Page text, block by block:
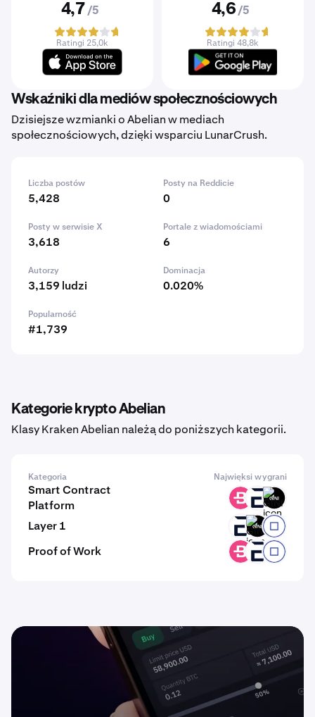
4,7 /5
Ratingi 25,0k
4,6 /5
Ratingi 48,8k
Wskaźniki dla mediów społecznościowych
Dzisiejsze wzmianki o Abelian w mediach
społecznościowych, dzięki wsparciu LunarCrush.
Liczba postów
5,428
Posty na Reddicie
0
Posty w serwisie X
3,618
Portale z wiadomościami
6
Autorzy
3,159 ludzi
Dominacja
0.020%
Popularność
#1,739
Kategorie krypto Abelian
Klasy Kraken Abelian należą do poniższych kategorii.
Kategoria Najwięksi wygrani
Smart Contract
Platform
BCN EVR GINI
Layer 1 EVR GINI
Proof of Work BCN EVR